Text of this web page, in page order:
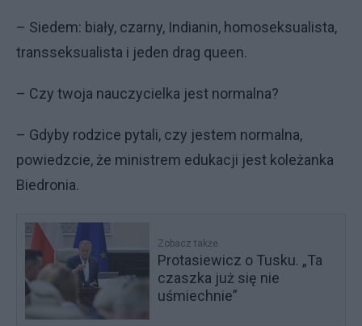
– Siedem: biały, czarny, Indianin, homoseksualista,
transseksualista i jeden drag queen.
– Czy twoja nauczycielka jest normalna?
– Gdyby rodzice pytali, czy jestem normalna,
powiedzcie, że ministrem edukacji jest koleżanka
Biedronia.
Zobacz także
Protasiewicz o Tusku. „Ta
czaszka już się nie
uśmiechnie”